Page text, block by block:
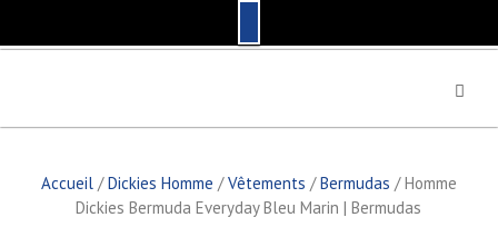
p
Accueil/Dickies Homme /Vêtements /Bermudas / Homme
Dickies Bermuda Everyday Bleu Marin | Bermudas